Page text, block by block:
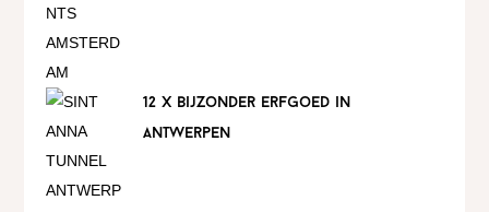
12 x bijzonder erfgoed in
antwerpen